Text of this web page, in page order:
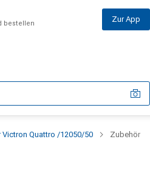
bestellen Zur App
Quattro /12050/50 Zubehör